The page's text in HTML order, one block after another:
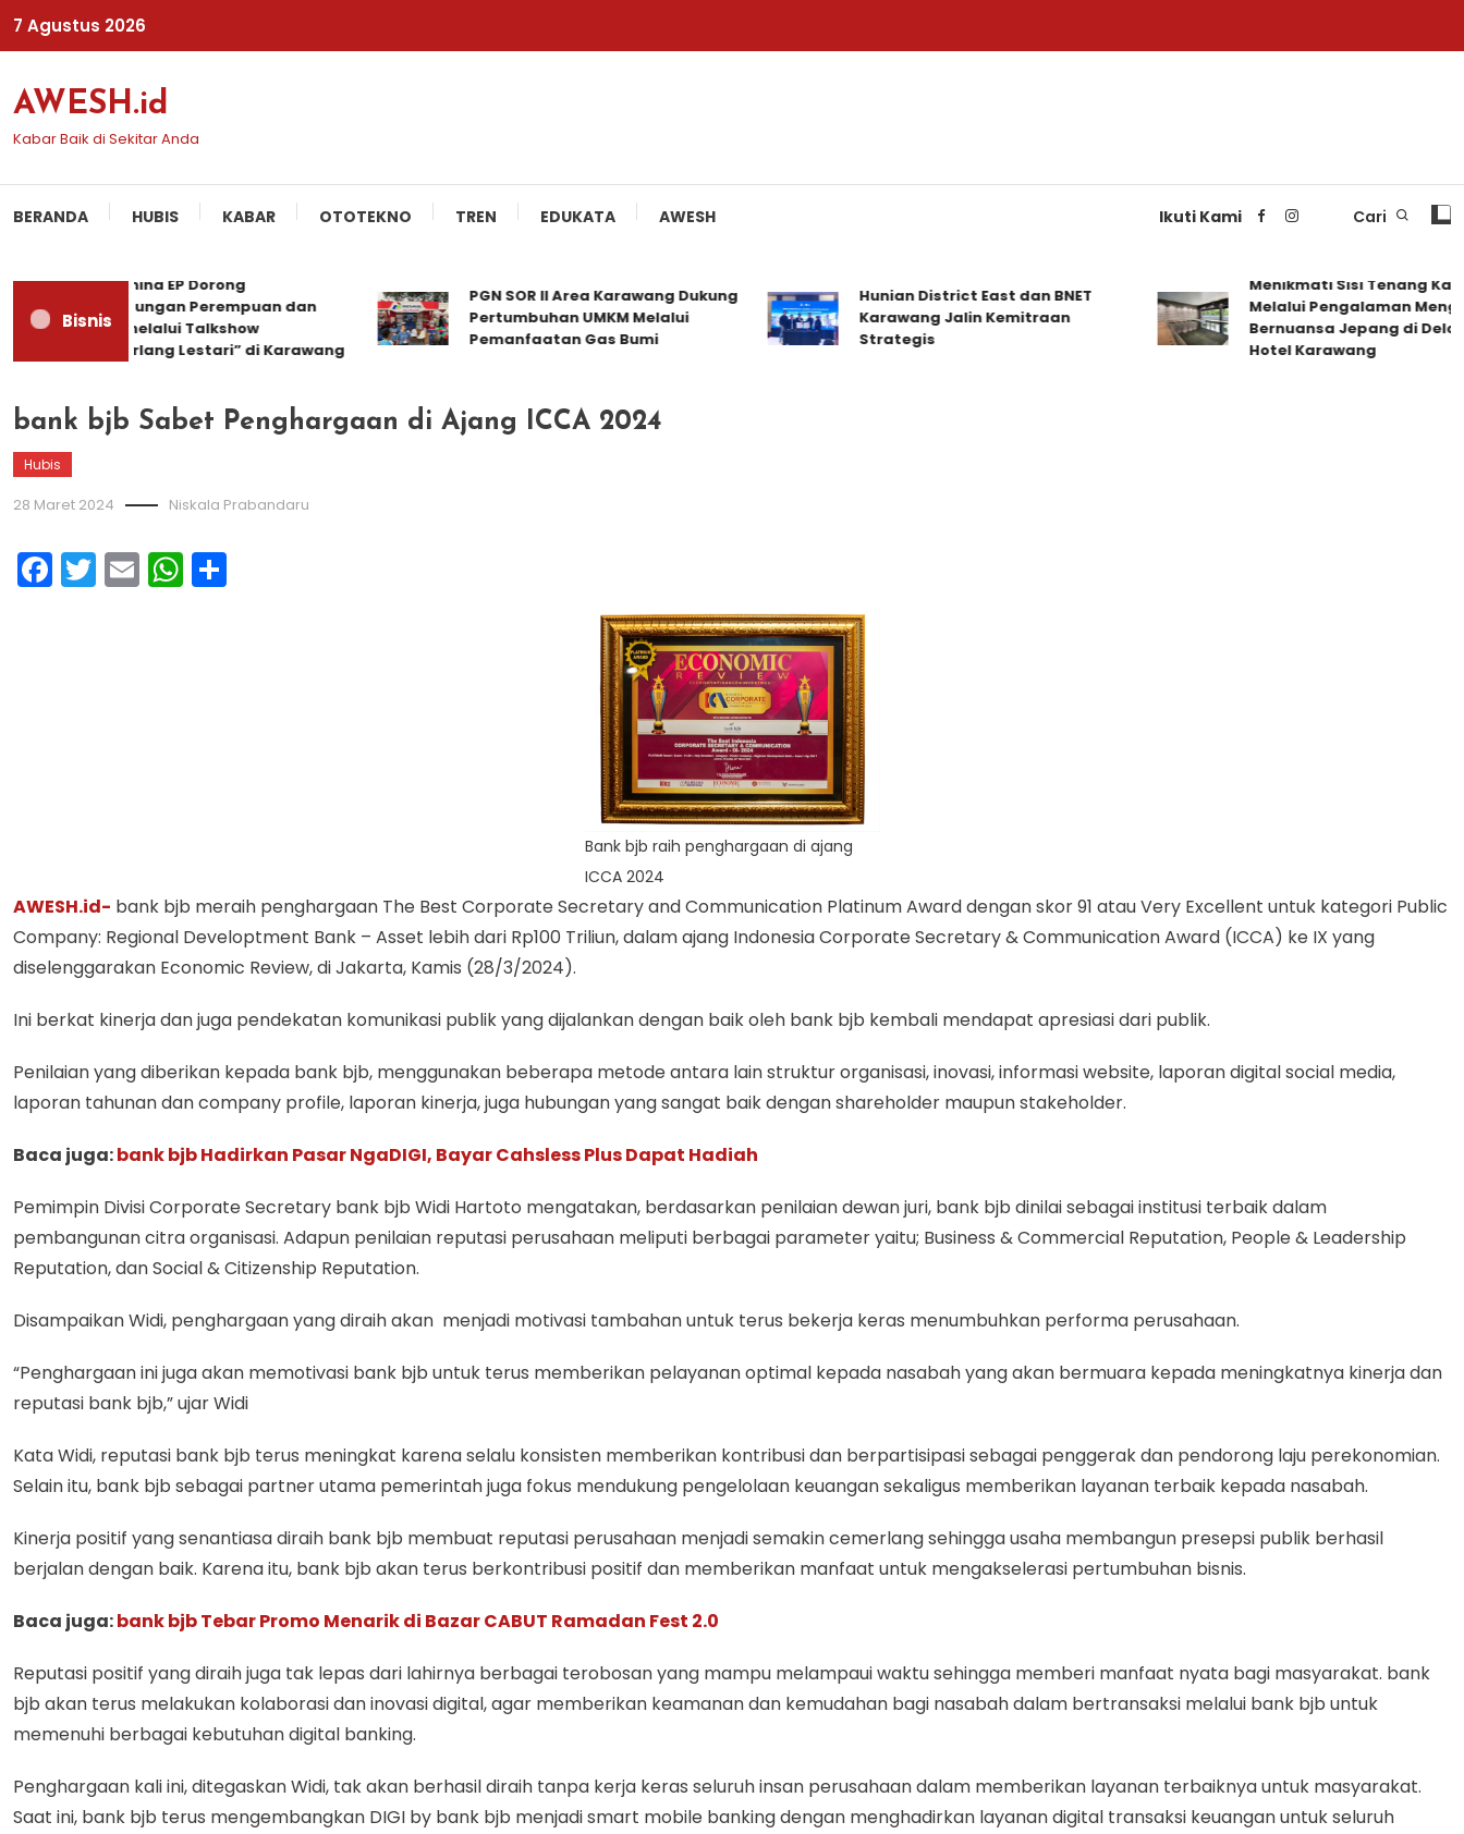
Skip
7 Agustus 2026
AWESH.id
Kabar Baik di Sekitar Anda
BERANDA HUBIS KABAR OTOTEKNO TREN EDUKATA AWESH Ikuti Kami Cari
Bisnis
Pertamina EP Dorong
Perlindungan Perempuan dan
Anak melalui Talkshow
“Cemerlang Lestari” di Karawang
PGN SOR II Area Karawang Dukung
Pertumbuhan UMKM Melalui
Pemanfaatan Gas Bumi
Hunian District East dan BNET
Karawang Jalin Kemitraan
Strategis
Menikmati Sisi Tenang
Melalui Pengalaman Menginap
Bernuansa Jepang di Delonix
Hotel Karawang
bank bjb Sabet Penghargaan di Ajang ICCA 2024
Hubis
28 Maret 2024 Niskala Prabandaru
Facebook
Twitter
EmailWhatsApp
Bank bjb raih penghargaan di ajang
ICCA 2024
AWESH.id- bank bjb meraih penghargaan The Best Corporate Secretary and Communication Platinum Award dengan skor 91 atau Very Excellent untuk kategori Public
Company: Regional Developtment Bank – Asset lebih dari Rp100 Triliun, dalam ajang Indonesia Corporate Secretary & Communication Award (ICCA) ke IX yang
diselenggarakan Economic Review, di Jakarta, Kamis (28/3/2024).
Ini berkat kinerja dan juga pendekatan komunikasi publik yang dijalankan dengan baik oleh bank bjb kembali mendapat apresiasi dari publik.
Penilaian yang diberikan kepada bank bjb, menggunakan beberapa metode antara lain struktur organisasi, inovasi, informasi website, laporan digital social media,
laporan tahunan dan company profile, laporan kinerja, juga hubungan yang sangat baik dengan shareholder maupun stakeholder.
Baca juga:bank bjb Hadirkan Pasar NgaDIGI, Bayar Cahsless Plus Dapat Hadiah
Pemimpin Divisi Corporate Secretary bank bjb Widi Hartoto mengatakan, berdasarkan penilaian dewan juri, bank bjb dinilai sebagai institusi terbaik dalam
pembangunan citra organisasi. Adapun penilaian reputasi perusahaan meliputi berbagai parameter yaitu; Business & Commercial Reputation, People & Leadership
Reputation, dan Social & Citizenship Reputation.
Disampaikan Widi, penghargaan yang diraih akan menjadi motivasi tambahan untuk terus bekerja keras menumbuhkan performa perusahaan.
“Penghargaan ini juga akan memotivasi bank bjb untuk terus memberikan pelayanan optimal kepada nasabah yang akan bermuara kepada meningkatnya kinerja dan
reputasi bank bjb,” ujar Widi
Kata Widi, reputasi bank bjb terus meningkat karena selalu konsisten memberikan kontribusi dan berpartisipasi sebagai penggerak dan pendorong laju perekonomian.
Selain itu, bank bjb sebagai partner utama pemerintah juga fokus mendukung pengelolaan keuangan sekaligus memberikan layanan terbaik kepada nasabah.
Kinerja positif yang senantiasa diraih bank bjb membuat reputasi perusahaan menjadi semakin cemerlang sehingga usaha membangun presepsi publik berhasil
berjalan dengan baik. Karena itu, bank bjb akan terus berkontribusi positif dan memberikan manfaat untuk mengakselerasi pertumbuhan bisnis.
Baca juga:bank bjb Tebar Promo Menarik di Bazar CABUT Ramadan Fest 2.0
Reputasi positif yang diraih juga tak lepas dari lahirnya berbagai terobosan yang mampu melampaui waktu sehingga memberi manfaat nyata bagi masyarakat. bank
bjb akan terus melakukan kolaborasi dan inovasi digital, agar memberikan keamanan dan kemudahan bagi nasabah dalam bertransaksi melalui bank bjb untuk
memenuhi berbagai kebutuhan digital banking.
Penghargaan kali ini, ditegaskan Widi, tak akan berhasil diraih tanpa kerja keras seluruh insan perusahaan dalam memberikan layanan terbaiknya untuk masyarakat.
Saat ini, bank bjb terus mengembangkan DIGI by bank bjb menjadi smart mobile banking dengan menghadirkan layanan digital transaksi keuangan untuk seluruh